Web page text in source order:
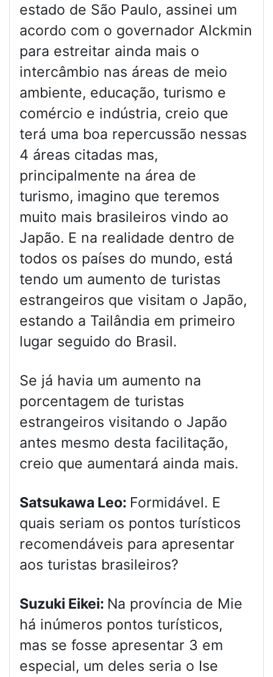
estado de São Paulo, assinei um
acordo com o governador Alckmin
para estreitar ainda mais o
intercâmbio nas áreas de meio
ambiente, educação, turismo e
comércio e indústria, creio que
terá uma boa repercussão nessas
4 áreas citadas mas,
principalmente na área de
turismo, imagino que teremos
muito mais brasileiros vindo ao
Japão. E na realidade dentro de
todos os países do mundo, está
tendo um aumento de turistas
estrangeiros que visitam o Japão,
estando a Tailândia em primeiro
lugar seguido do Brasil.
Se já havia um aumento na
porcentagem de turistas
estrangeiros visitando o Japão
antes mesmo desta facilitação,
creio que aumentará ainda mais.
Satsukawa Leo: Formidável. E
quais seriam os pontos turísticos
recomendáveis para apresentar
aos turistas brasileiros?
Suzuki Eikei: Na província de Mie
há inúmeros pontos turísticos,
mas se fosse apresentar 3 em
especial, um deles seria o Ise